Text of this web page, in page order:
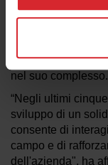
assumerà la
membro del team
leadership
nel suo complesso.
“Negli ultimi
sviluppo di un
consente di
campo e di
dell'azienda", ha